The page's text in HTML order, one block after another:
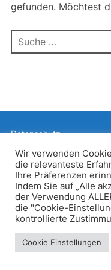
gefunden. Möchtest
Suchen
nach:
Datenschutz
Inspiro
Wir verwenden
die relevanteste
Ihre Präferenzen
Indem Sie auf „Alle
der Verwendung
die "Cookie-
kontrollierte
Cookie Einstellungen